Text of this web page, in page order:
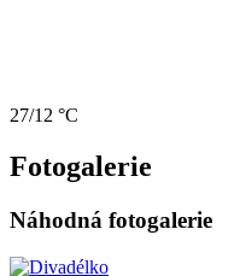
27/12 °C
Fotogalerie
Náhodná fotogalerie